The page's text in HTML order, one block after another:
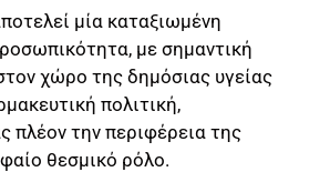
μία καταξιωμένη
με σημαντική
χώρο της δημόσιας υγείας
πολιτική,
την περιφέρεια της
θεσμικό ρόλο.